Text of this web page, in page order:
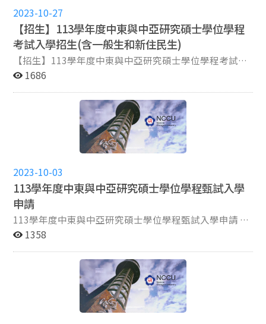
頁。】 完整報名資訊請詳閱114學年度政大碩博甄試簡章
2023-10-27
【招生】113學年度中東與中亞研究碩士學位學程
考試入學招生(含一般生和新住民生)
【招生】113學年度中東與中亞研究碩士學位學程考試入
學招生(含一般生和新住民生) 113學年度中東與中亞研究
名額: 一般生2名，新住民生1名 2.考試項目 一般生: (1)筆
試(70%)：英文A (20%)，國際關係、中東史、土耳其
史、俄國史(四選一，50%) (2) 面試(30%) 新住民
生：(1) 資料審查(60%) (2) 面試(40%) 3、報名方式、日
期(以下各項皆逾時不受理)： （一）網路報名取得繳費帳
時止。 （二）網路報名登錄資料期間：自112年11月28日
上午9時起至12月12日下午3時止。 4. 審查資料（含考生
資料表，見附件）繳交截止: 以網路上傳電子檔案，
於 112年12 月12 日下午 5時 前上傳完成，逾時不受理。
5. 面試時間：113年3月16 日（星期六）上午 11:00 起。
天查驗成績單總表正本。】 完整報名資訊請詳閱113學年
度政治大學碩士班考試入學簡章
1686
2023-10-03
113學年度中東與中亞研究碩士學位學程甄試入學
申請
113學年度中東與中亞研究碩士學位學程甄試入學申請 1.
招生名額:2名 2.考試項目 (1) 資料審查(50%) (2) 面試
自112年10月3日上午9時起至10月17日中午12時止。
（二）網路登錄報名資料期間：自112年10月3日上午9時
起至10月17日下午3時止。 4. 審查資料繳交截止: 以網路
上傳電子檔案，於 10 月 17 日下午 5:00 前上傳完成，逾
1358